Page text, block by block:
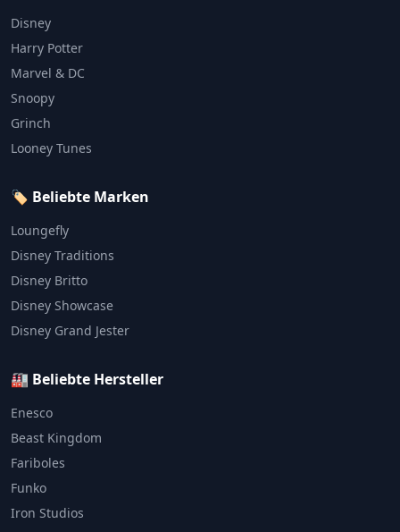
Disney
Harry Potter
Marvel & DC
Snoopy
Grinch
Looney Tunes
🏷️ Beliebte Marken
Loungefly
Disney Traditions
Disney Britto
Disney Showcase
Disney Grand Jester
🏭 Beliebte Hersteller
Enesco
Beast Kingdom
Fariboles
Funko
Iron Studios